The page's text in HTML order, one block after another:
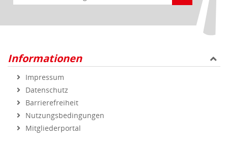
Informationen
Impressum
Datenschutz
Barrierefreiheit
Nutzungsbedingungen
Mitgliederportal